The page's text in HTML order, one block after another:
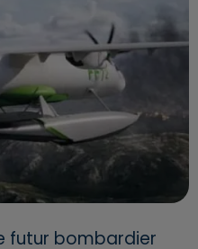
futur bombardier